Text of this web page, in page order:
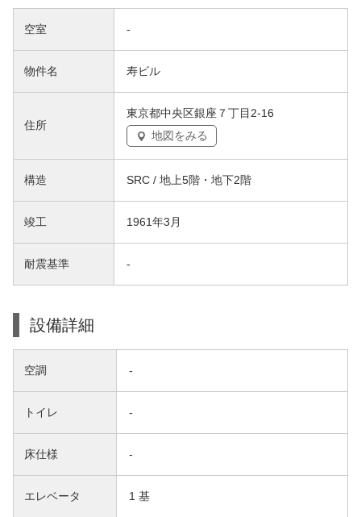
空室 -
物件名 寿ビル
住所
東京都中央区銀座７丁目2-16
地図をみる
構造 SRC / 地上5階・地下2階
竣工 1961年3月
耐震基準 -
設備詳細
空調 -
トイレ -
床仕様 -
エレベータ 1 基